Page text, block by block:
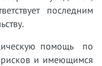
последним
помощь по
и имеющимся